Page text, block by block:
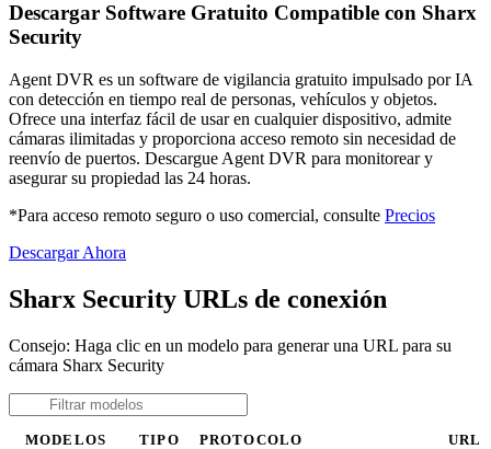
Descargar Software Gratuito Compatible con Sharx
Security
Agent DVR es un software de vigilancia gratuito impulsado por IA
con detección en tiempo real de personas, vehículos y objetos.
Ofrece una interfaz fácil de usar en cualquier dispositivo, admite
cámaras ilimitadas y proporciona acceso remoto sin necesidad de
reenvío de puertos. Descargue Agent DVR para monitorear y
asegurar su propiedad las 24 horas.
*Para acceso remoto seguro o uso comercial, consulte Precios
Descargar Ahora
Sharx Security URLs de conexión
Consejo: Haga clic en un modelo para generar una URL para su
cámara Sharx Security
MODELOS TIPO PROTOCOLO URL